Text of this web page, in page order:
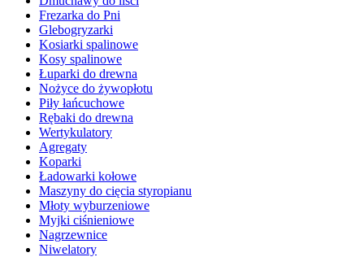
Frezarka do Pni
Glebogryzarki
Kosiarki spalinowe
Kosy spalinowe
Łuparki do drewna
Nożyce do żywopłotu
Piły łańcuchowe
Rębaki do drewna
Wertykulatory
Agregaty
Koparki
Ładowarki kołowe
Maszyny do cięcia styropianu
Młoty wyburzeniowe
Myjki ciśnieniowe
Nagrzewnice
Niwelatory